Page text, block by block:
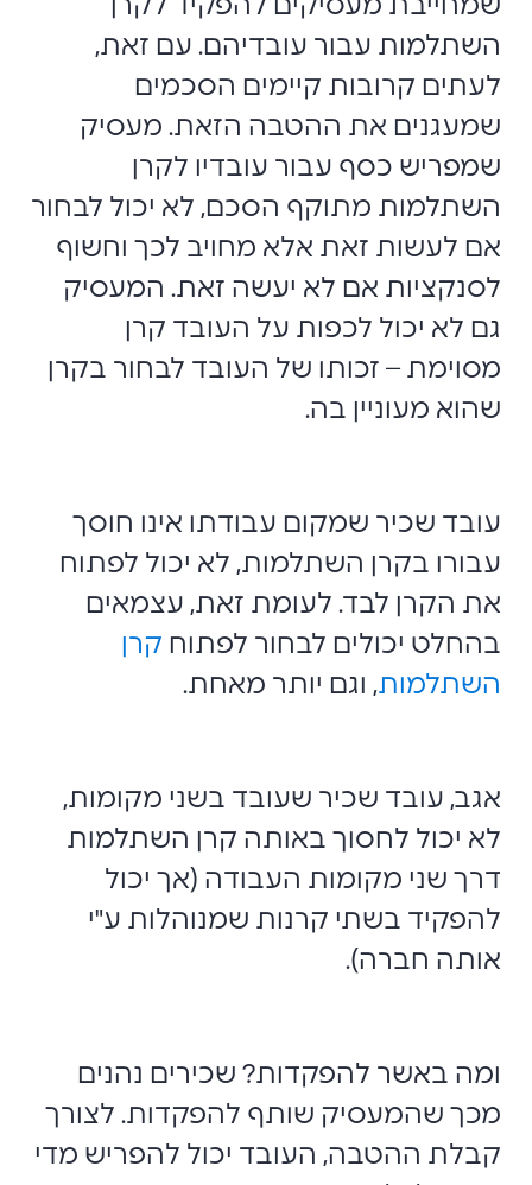
שמחייבת מעסיקים להפקיד לקרן
השתלמות עבור עובדיהם. עם זאת,
לעתים קרובות קיימים הסכמים
שמעגנים את ההטבה הזאת. מעסיק
שמפריש כסף עבור עובדיו לקרן
השתלמות מתוקף הסכם, לא יכול לבחור
אם לעשות זאת אלא מחויב לכך וחשוף
לסנקציות אם לא יעשה זאת. המעסיק
גם לא יכול לכפות על העובד קרן
מסוימת – זכותו של העובד לבחור בקרן
שהוא מעוניין בה.
עובד שכיר שמקום עבודתו אינו חוסך
עבורו בקרן השתלמות, לא יכול לפתוח
את הקרן לבד. לעומת זאת, עצמאים
בהחלט יכולים לבחור לפתוח קרן
השתלמות, וגם יותר מאחת.
אגב, עובד שכיר שעובד בשני מקומות,
לא יכול לחסוך באותה קרן השתלמות
דרך שני מקומות העבודה (אך יכול
להפקיד בשתי קרנות שמנוהלות ע"י
אותה חברה).
ומה באשר להפקדות? שכירים נהנים
מכך שהמעסיק שותף להפקדות. לצורך
קבלת ההטבה, העובד יכול להפריש מדי